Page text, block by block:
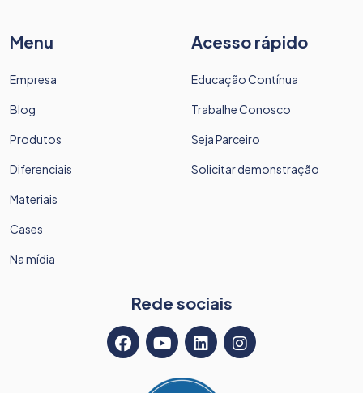
Menu
Empresa
Blog
Produtos
Diferenciais
Materiais
Cases
Na mídia
Acesso rápido
Educação Contínua
Trabalhe Conosco
Seja Parceiro
Solicitar demonstração
Rede sociais